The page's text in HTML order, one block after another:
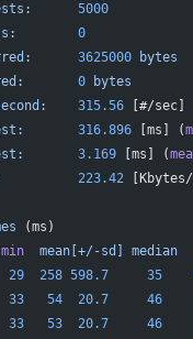
      5000
        0
      3625000
bytes
       0
bytes
    315.56
[#/sec]
       316.896
[ms] (
       3.169
[ms] (
          223.42
[Kbytes/
(ms)
  mean[+/-sd]
median
29
  258
598.7
     35
33
   54
  20.7
     46
33
   53
  20.7
     46